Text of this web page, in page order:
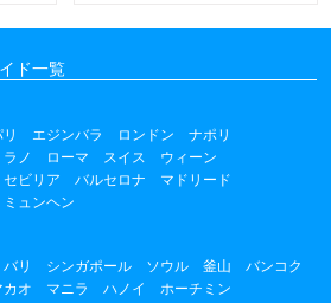
ド一覧
エジンバラ ロンドン
ナポリ
ラノ ローマ スイス
ウィーン
セビリア バルセロナ
マドリード
ミュンヘン
バリ シンガポール ソウル 釜山
バンコク
カオ マニラ ハノイ
ホーチミン